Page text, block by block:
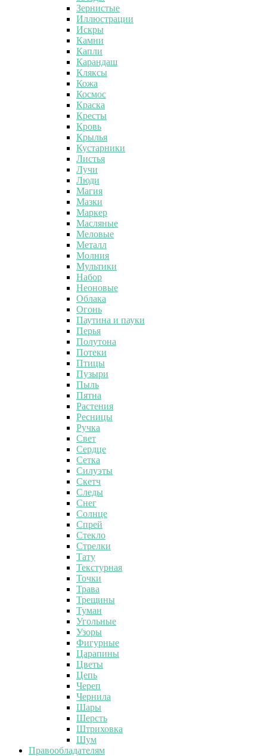
Зернистые
Иллюстрации
Искры
Камни
Капли
Карандаш
Кляксы
Кожа
Космос
Краска
Кресты
Кровь
Крылья
Кустарники
Листья
Лучи
Люди
Магия
Мазки
Маркер
Масляные
Меловые
Металл
Молния
Мультики
Набор
Неоновые
Облака
Огонь
Паутина и пауки
Перья
Полутона
Потеки
Птицы
Пузыри
Пыль
Пятна
Растения
Ресницы
Ручка
Свет
Сердце
Сетка
Силуэты
Скетч
Следы
Снег
Солнце
Спрей
Стекло
Стрелки
Тату
Текстурная
Точки
Трава
Трещины
Туман
Угольные
Узоры
Фигурные
Царапины
Цветы
Цепь
Череп
Чернила
Шары
Шерсть
Штриховка
Шум
Правообладателям